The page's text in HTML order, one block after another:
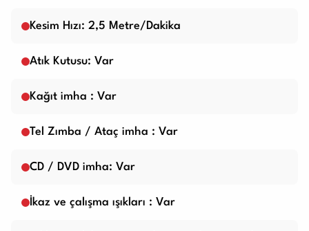
Kesim Hızı: 2,5 Metre/Dakika
Atık Kutusu: Var
Kağıt imha : Var
Tel Zımba / Ataç imha : Var
CD / DVD imha: Var
İkaz ve çalışma ışıkları : Var